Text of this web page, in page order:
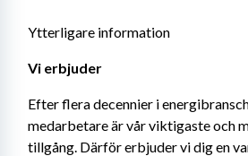
Ytterligare information
Vi erbjuder
Efter flera decennier i
medarbetare är vår viktigaste och
tillgång. Därför erbjuder vi dig en